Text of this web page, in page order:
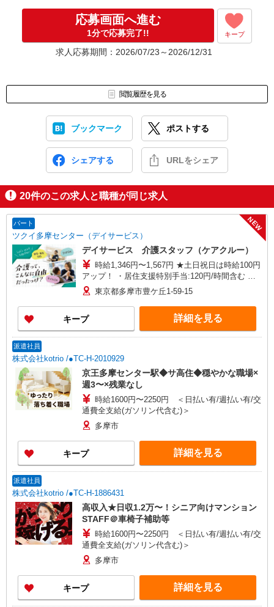
応募画面へ進む
1分で応募完了!! キープ
求人応募期間：2026/07/23～2026/12/31
閲覧履歴を見る
ブックマーク ポストする
シェアする URLをシェア
20件のこの求人と職種が同じ求人
パート
ツクイ多摩センター（デイサービス）
NEW
デイサービス 介護スタッフ（ケアクルー）
時給1,346円〜1,567円 ★土日祝日は時給100円
アップ！ ・居住支援特別手当:120円/時間含む ※
給与幅は資格・経験等による
東京都多摩市豊ケ丘1-59-15
キープ 詳細を見る
派遣社員
株式会社kotrio /●TC-H-2010929
京王多摩センター駅◆サ高住◆穏やかな職場×
週3〜×残業なし
時給1600円〜2250円 ＜日払い有/週払い有/交
通費全支給(ガソリン代含む)＞
多摩市
キープ 詳細を見る
派遣社員
株式会社kotrio /●TC-H-1886431
高収入★日収1.2万〜！シニア向けマンション
STAFF＠車椅子補助等
時給1600円〜2250円 ＜日払い有/週払い有/交
通費全支給(ガソリン代含む)＞
多摩市
キープ 詳細を見る